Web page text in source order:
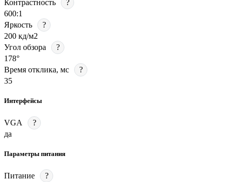
Контрастность
?
600:1
Яркость
?
200 кд/м2
Угол обзора
?
178°
Время отклика, мс
?
35
Интерфейсы
VGA
?
да
Параметры питания
Питание
?